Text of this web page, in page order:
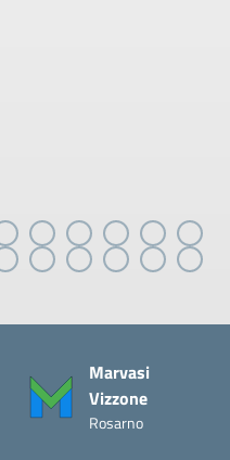
Marvasi
Vizzone
Rosarno